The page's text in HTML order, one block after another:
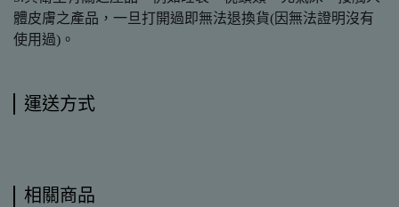
體皮膚之產品，一旦打開過即無法退換貨(因無法證明沒有
使用過)。
運送方式
相關商品